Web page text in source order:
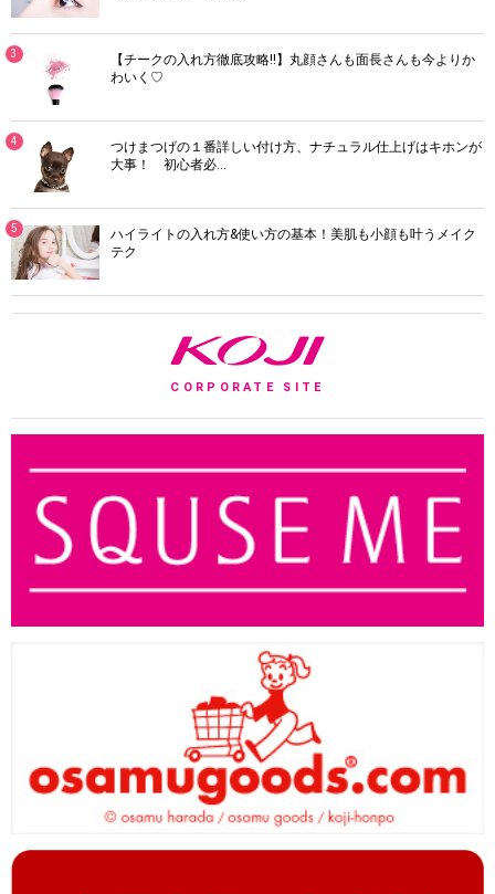
3
【チークの入れ方徹底攻略!!】丸顔さんも面長さんも今よりか
わいく♡
4
つけまつげの１番詳しい付け方、ナチュラル仕上げはキホンが
大事！ 初心者必…
5
ハイライトの入れ方&使い方の基本！美肌も小顔も叶うメイク
テク
CORPORATE SITE